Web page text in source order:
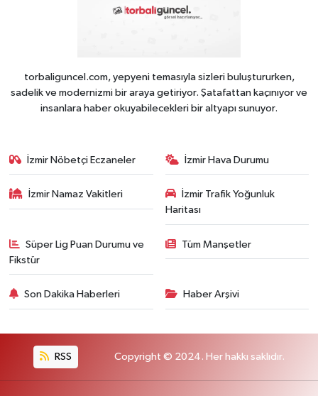
torbaliguncel.com, yepyeni temasıyla sizleri buluştururken,
sadelik ve modernizmi bir araya getiriyor. Şatafattan kaçınıyor ve
insanlara haber okuyabilecekleri bir altyapı sunuyor.
İzmir Nöbetçi Eczaneler İzmir Hava Durumu
İzmir Namaz Vakitleri
İzmir Trafik Yoğunluk
Haritası
Süper Lig Puan Durumu ve
Fikstür
Tüm Manşetler
Son Dakika Haberleri Haber Arşivi
RSS Copyright © 2024. Her hakkı saklıdır.